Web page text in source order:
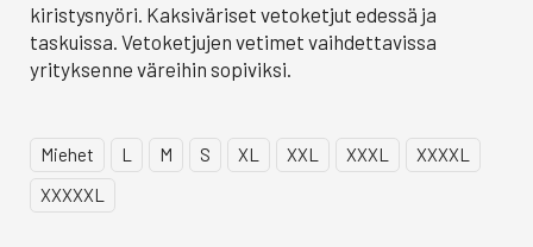
kiristysnyöri. Kaksiväriset vetoketjut edessä ja
taskuissa. Vetoketjujen vetimet vaihdettavissa
yrityksenne väreihin sopiviksi.
Miehet L M S XL XXL XXXL
XXXXL
XXXXXL